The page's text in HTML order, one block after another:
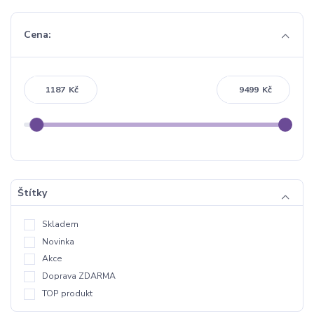
Cena:
Kč Kč
Štítky
Skladem
Novinka
Akce
Doprava ZDARMA
TOP produkt